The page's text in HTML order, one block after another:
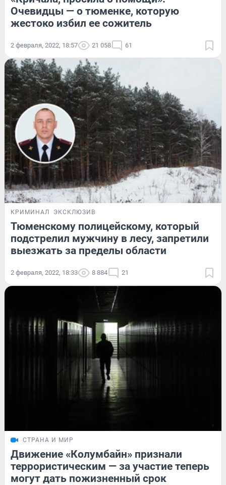
Очевидцы — о тюменке, которую
жестоко избил ее сожитель
2 февраля, 2022, 18:57 21 058 61
КРИМИНАЛ ЭКСКЛЮЗИВ
Тюменскому полицейскому, который
подстрелил мужчину в лесу, запретили
выезжать за пределы области
2 февраля, 2022, 18:33 8 884 21
СТРАНА И МИР
Движение «Колумбайн» признали
террористическим — за участие теперь
могут дать пожизненный срок